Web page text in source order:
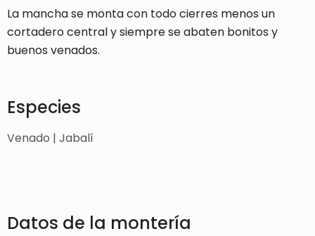
La mancha se monta con todo cierres menos un
cortadero central y siempre se abaten bonitos y
buenos venados.
Especies
Venado | Jabalí
Datos de la montería